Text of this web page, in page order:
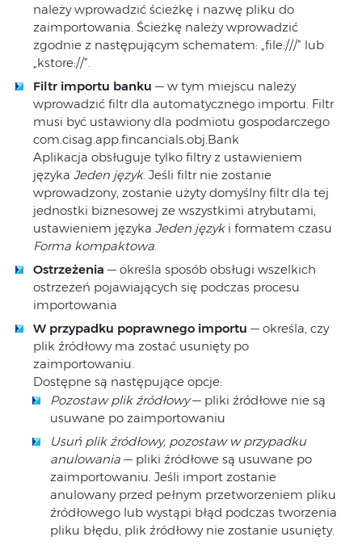
należy wprowadzić ścieżkę i nazwę pliku do
zaimportowania. Ścieżkę należy wprowadzić
zgodnie z następującym schematem: „file:///” lub
„kstore://”.
Filtr importu banku — w tym miejscu należy
wprowadzić filtr dla automatycznego importu. Filtr
musi być ustawiony dla podmiotu gospodarczego
com.cisag.app.fincancials.obj.Bank
Aplikacja obsługuje tylko filtry z ustawieniem
języka Jeden język. Jeśli filtr nie zostanie
wprowadzony, zostanie użyty domyślny filtr dla tej
jednostki biznesowej ze wszystkimi atrybutami,
ustawieniem języka Jeden języki formatem czasu
Forma kompaktowa.
Ostrzeżenia — określa sposób obsługi wszelkich
ostrzeżeń pojawiających się podczas procesu
importowania
W przypadku poprawnego importu — określa, czy
plik źródłowy ma zostać usunięty po
zaimportowaniu.
Dostępne są następujące opcje:
Pozostaw plik źródłowy— pliki źródłowe nie są
usuwane po zaimportowaniu
Usuń plik źródłowy, pozostaw w przypadku
anulowania — pliki źródłowe są usuwane po
zaimportowaniu. Jeśli import zostanie
anulowany przed pełnym przetworzeniem pliku
źródłowego lub wystąpi błąd podczas tworzenia
pliku błędu, plik źródłowy nie zostanie usunięty.